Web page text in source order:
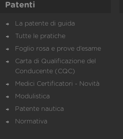
Patenti
La patente di guida
Tutte le pratiche
Foglio rosa e prove d’esame
Carta di Qualificazione del
Conducente (CQC)
Medici Certificatori - Novità
Modulistica
Patente nautica
Normativa